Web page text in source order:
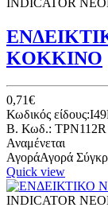
INDICATOR
KOKKINO
0,71€
Κωδικός
B. Κωδ.: TPN112R
Αναμένεται
ΑγοράΑγορά
Quick view
INDICATOR